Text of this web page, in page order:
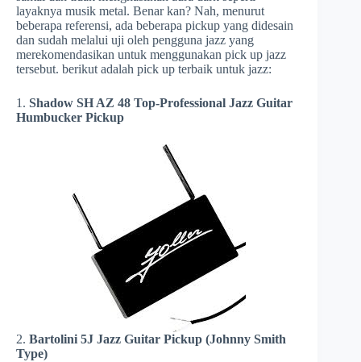
layaknya musik metal. Benar kan? Nah, menurut
beberapa referensi, ada beberapa pickup yang didesain
dan sudah melalui uji oleh pengguna jazz yang
merekomendasikan untuk menggunakan pick up jazz
tersebut. berikut adalah pick up terbaik untuk jazz:
1. Shadow SH AZ 48 Top-Professional Jazz Guitar
Humbucker Pickup
2. Bartolini 5J Jazz Guitar Pickup (Johnny Smith
Type)